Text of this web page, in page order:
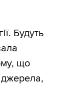
Будуть
що
джерела,